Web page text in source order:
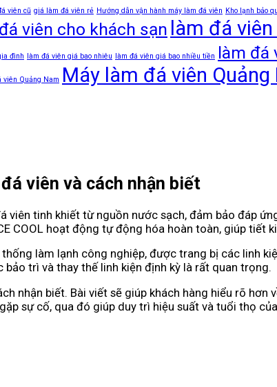
viên cũ giá làm đá viên rẻ Hướng dẫn vận hành máy làm đá viên Kho lạnh bảo
viên cho khách sạn làm đá
đình làm đá viên giá bao nhiêu làm đá viên giá bao nhiều tiền làm đá
viên Quảng Nam Máy làm đá viên Quảng
viên và cách nhận biết
viên tinh khiết từ nguồn nước sạch, đảm bảo đáp
COOL hoạt động tự động hóa hoàn toàn, giúp tiết
làm lạnh công nghiệp, được trang bị các linh
trì và thay thế linh kiện định kỳ là rất quan trọng.
nhận biết. Bài viết sẽ giúp khách hàng hiểu rõ hơn
sự cố, qua đó giúp duy trì hiệu suất và tuổi thọ